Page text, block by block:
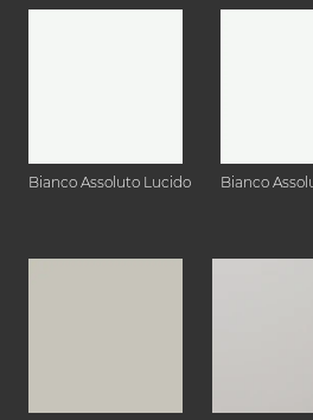
Bianco Assoluto Lucido Bianco